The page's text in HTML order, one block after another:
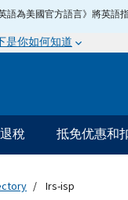
語為美國官方語言》將英語
是你如何知道
退稅 抵免优惠和
Irs-isp